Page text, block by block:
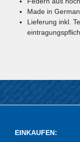
Made in
Lieferung inkl.
EINKAUFEN: